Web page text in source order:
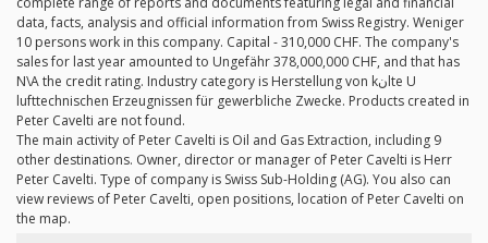
data, facts, analysis and official information from Swiss Registry. Weniger
10 persons work in this company. Capital - 310,000 CHF. The company's
sales for last year amounted to Ungefähr 378,000,000 CHF, and that has
N\A the credit rating. Industry category is Herstellung von kنlte U
lufttechnischen Erzeugnissen für gewerbliche Zwecke. Products created in
Peter Cavelti are not found.
The main activity of Peter Cavelti is Oil and Gas Extraction, including 9
other destinations. Owner, director or manager of Peter Cavelti is Herr
Peter Cavelti. Type of company is Swiss Sub-Holding (AG). You also can
view reviews of Peter Cavelti, open positions, location of Peter Cavelti on
the map.